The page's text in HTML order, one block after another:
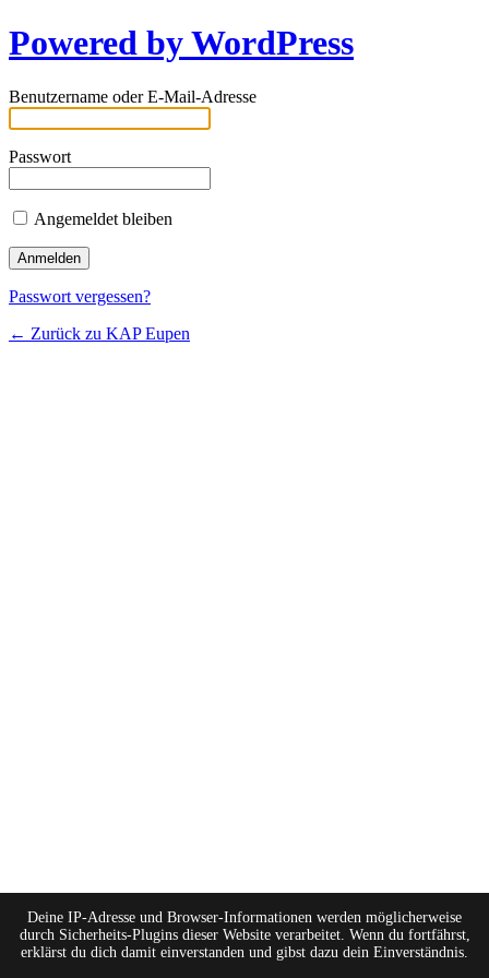
Powered by WordPress
Benutzername oder E-Mail-Adresse
Passwort
Angemeldet bleiben
Passwort vergessen?
← Zurück zu KAP Eupen
Deine IP-Adresse und Browser-Informationen werden möglicherweise
durch Sicherheits-Plugins dieser Website verarbeitet. Wenn du fortfährst,
erklärst du dich damit einverstanden und gibst dazu dein Einverständnis.